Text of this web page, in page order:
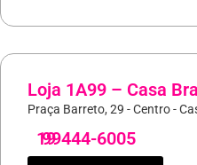
Loja 1A99 – Casa
Praça Barreto, 29 - Centro -
19
99444-6005